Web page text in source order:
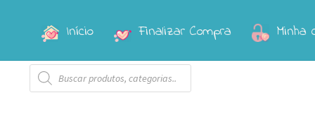
Pular
navegação
Pular
conteúdo
Início Finalizar Compra Minha
Pesquisar
produtos